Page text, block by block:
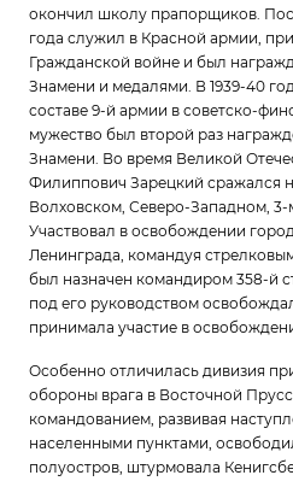
окончил школу прапорщиков.
года служил в Красной армии,
Гражданской войне и был
Знамени и медалями. В 1939-40
составе 9-й армии в советско-
мужество был второй раз
Знамени. Во время Великой
Филиппович Зарецкий сражался
Волховском, Северо-Западном,
Участвовал в освобождении
Ленинграда, командуя
был назначен командиром 358-й
под его руководством
принимала участие в
Особенно отличилась дивизия
обороны врага в Восточной
командованием, развивая
населенными пунктами,
полуостров, штурмовала